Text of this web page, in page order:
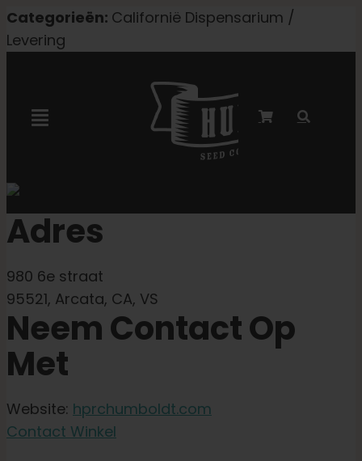
Overslaan
naar
Categorieën: Californië Dispensarium /
Levering
Navigatie
Gefeminiseerde zaden
Autoflower zaden
Triploïde zaden
Adres
980 6e straat
95521, Arcata, CA, VS
Neem Contact Op
Met
Website: hprchumboldt.com
Contact Winkel